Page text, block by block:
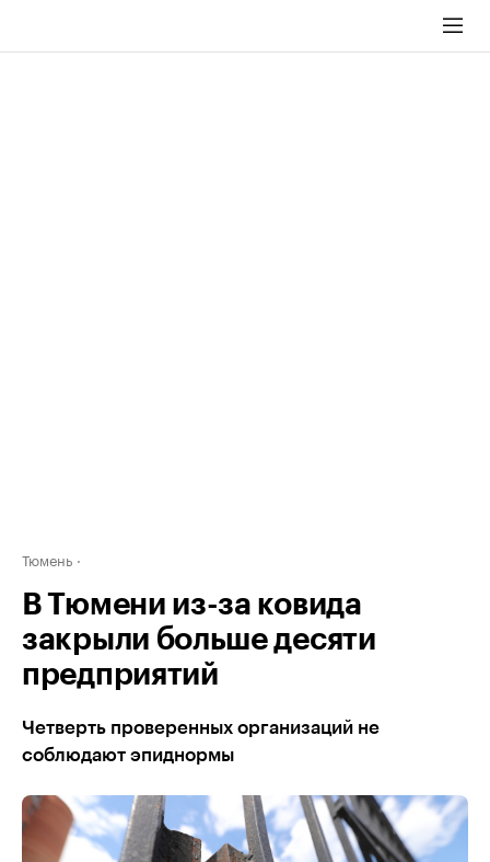
Тюмень
В Тюмени из-за ковида
закрыли больше десяти
предприятий
Четверть проверенных организаций не
соблюдают эпиднормы